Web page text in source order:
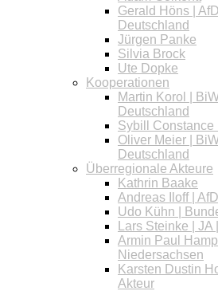
Gerald Höns |
Deutschland
Jürgen Panke
Silvia Brock
Ute Dopke
Kooperationen
Martin Korol |
Deutschland
Sybill Constance
Oliver Meier |
Deutschland
Überregionale Akteure
Kathrin Baake
Andreas Iloff |
Udo Kühn |
Lars Steinke | JA
Armin Paul
Niedersachsen
Karsten Dustin
Akteur